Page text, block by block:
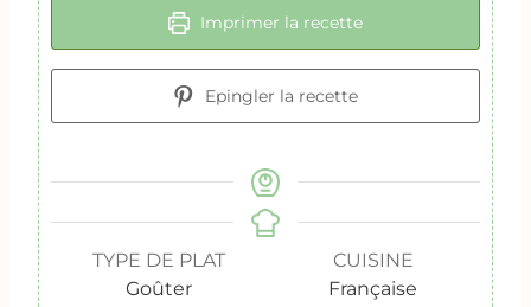
Imprimer la recette
Epingler la recette
TYPE DE PLAT
Goûter
CUISINE
Française